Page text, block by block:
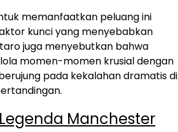
memanfaatkan peluang ini
kunci yang menyebabkan
juga menyebutkan bahwa
momen-momen krusial dengan
pada kekalahan dramatis di
Legenda Manchester